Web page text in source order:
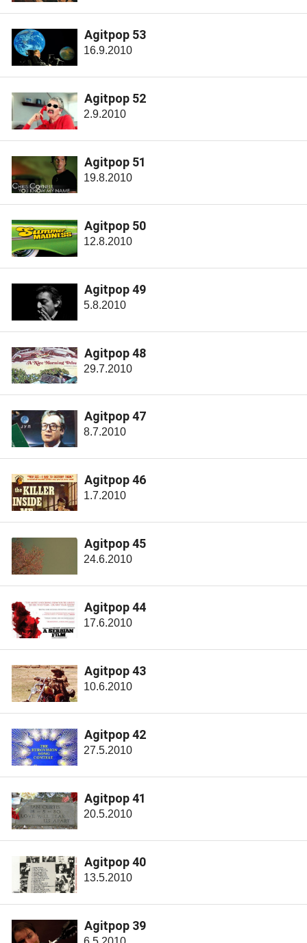
Agitpop 53
16.9.2010
Agitpop 52
2.9.2010
Agitpop 51
19.8.2010
Agitpop 50
12.8.2010
Agitpop 49
5.8.2010
Agitpop 48
29.7.2010
Agitpop 47
8.7.2010
Agitpop 46
1.7.2010
Agitpop 45
24.6.2010
Agitpop 44
17.6.2010
Agitpop 43
10.6.2010
Agitpop 42
27.5.2010
Agitpop 41
20.5.2010
Agitpop 40
13.5.2010
Agitpop 39